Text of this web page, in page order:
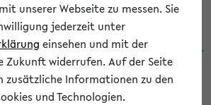
unserer Webseite zu messen. Sie
jederzeit unter
einsehen und mit der
Zukunft widerrufen. Auf der Seite
zusätzliche Informationen zu den
und Technologien.